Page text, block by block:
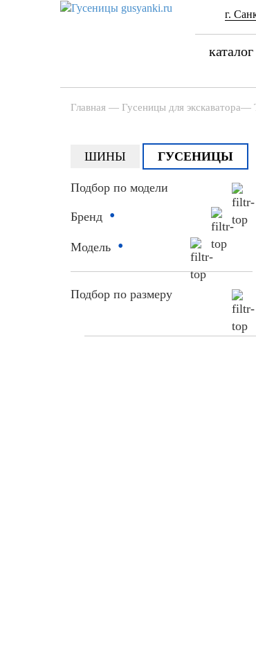
г.
каталог
Главная — Гусеницы для экскаватора—
ШИНЫ ГУСЕНИЦЫ
Подбор по модели
Бренд •
Модель •
Подбор по размеру